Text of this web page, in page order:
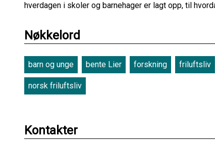
hverdagen i skoler og barnehager er lagt opp, til
Nøkkelord
barn og unge bente Lier forskning friluftsliv
norsk friluftsliv
Kontakter